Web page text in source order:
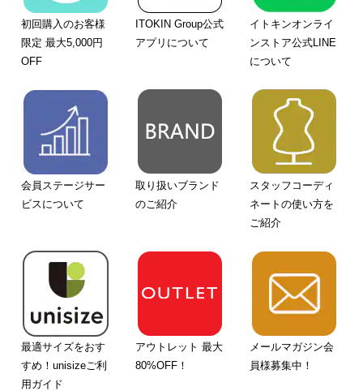
初回購入のお客様
限定 最大5,000円
OFF
ITOKIN Group公式
アプリについて
イトキンオンライ
ンストア公式LINE
について
会員ステージサー
ビスについて
取り扱いブランド
のご紹介
スタッフコーディ
ネートの使い方を
ご紹介
最適サイズをおす
すめ！unisizeご利
用ガイド
アウトレット 最大
80%OFF！
メールマガジン会
員様募集中！